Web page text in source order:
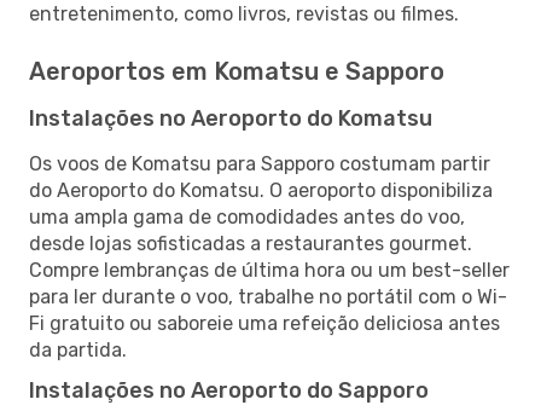
entretenimento, como livros, revistas ou filmes.
Aeroportos em Komatsu e Sapporo
Instalações no Aeroporto do Komatsu
Os voos de Komatsu para Sapporo costumam partir
do Aeroporto do Komatsu. O aeroporto disponibiliza
uma ampla gama de comodidades antes do voo,
desde lojas sofisticadas a restaurantes gourmet.
Compre lembranças de última hora ou um best-seller
para ler durante o voo, trabalhe no portátil com o Wi-
Fi gratuito ou saboreie uma refeição deliciosa antes
da partida.
Instalações no Aeroporto do Sapporo